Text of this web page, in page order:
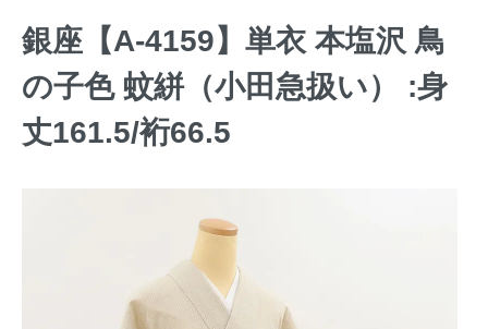
銀座【A-4159】単衣 本塩沢 鳥
の子色 蚊絣（小田急扱い） :身
丈161.5/裄66.5